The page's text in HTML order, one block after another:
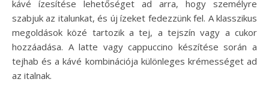
kávé ízesítése lehetőséget ad arra, hogy személyre
szabjuk az italunkat, és új ízeket fedezzünk fel. A klasszikus
megoldások közé tartozik a tej, a tejszín vagy a cukor
hozzáadása. A latte vagy cappuccino készítése során a
tejhab és a kávé kombinációja különleges krémességet ad
az italnak.